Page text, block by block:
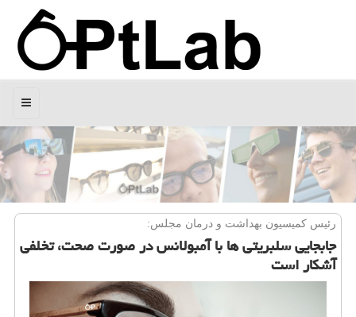
منو
رئیس كمیسیون بهداشت و درمان مجلس:
جابجایی سلبریتی ها با آمبولانس در صورت صحت، تخلفی
آشكار است